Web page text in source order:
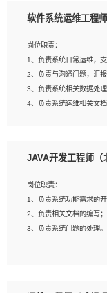
1、3年以上运营或解决方
征，可独立提出完整的优
WORD、EXCEL等办公
3、深入理解公司各项AI
PPT、方案建议书等，面
软件系统运维工程师
岗位职责：
1、负责系统日常运维，
2、负责与沟通问题，汇报
3、负责系统相关数据处理
4、负责系统运维相关文档
岗位要求：
2、精通linux命令。
3、熟悉oracle、mysql 数
4、善于沟通，具有良好
5、必须有实际的生产环
JAVA开发工程师（
岗位职责：
1、负责系统功能需求的开
2、负责相关文档的编写；
3、负责系统问题的处理。